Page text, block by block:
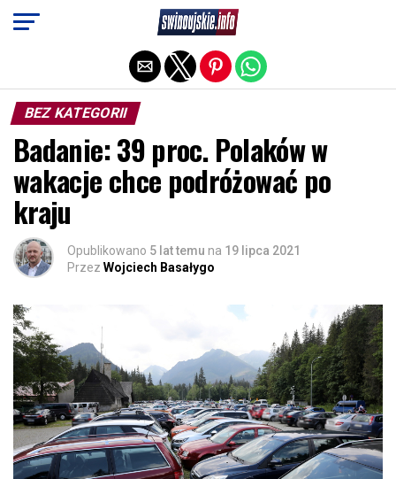
BEZ KATEGORII
Badanie: 39 proc. Polaków w
wakacje chce podróżować po
kraju
Opublikowano 5 lat temu na 19 lipca 2021
Przez Wojciech Basałygo
Exit mobile version